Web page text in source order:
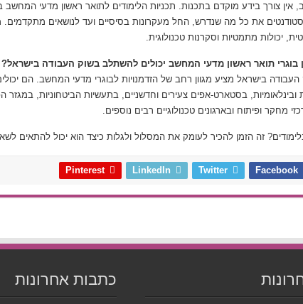
אין צורך בידע מוקדם בתכנות. תכניות הלימודים לתואר ראשון מדעי המחשב
את כל מה שנדרש, החל מעקרונות בסיסיים ועד לנושאים מתקדמים.
יכולות מתמטיות וסקרנות טכנולוגית.
בוגרי תואר ראשון מדעי המחשב יכולים להשתלב בשוק העבודה בישראל?
בישראל מציע מגוון רחב של הזדמנויות לבוגרי מדעי המחשב. הם
ובינלאומיות, בסטארט-אפים צעירים וחדשניים, בתעשיות הביטחוניות, במגזר
מחקר ופיתוח ובארגונים טכנולוגיים רבים נוספים.
זה הזמן להכיר לעומק את המסלול ולגלות כיצד הוא יכול להתאים
Facebook
Twitter
LinkedIn
Pinterest
כתבות אחרונות